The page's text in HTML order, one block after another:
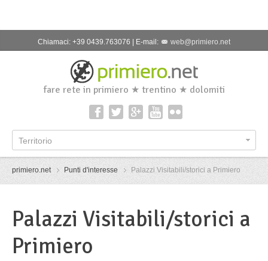
Chiamaci: +39 0439.763076 | E-mail: web@primiero.net
fare rete in primiero ★ trentino ★ dolomiti
Territorio
primiero.net Punti d'interesse Palazzi Visitabili/storici a Primiero
Palazzi Visitabili/storici a
Primiero